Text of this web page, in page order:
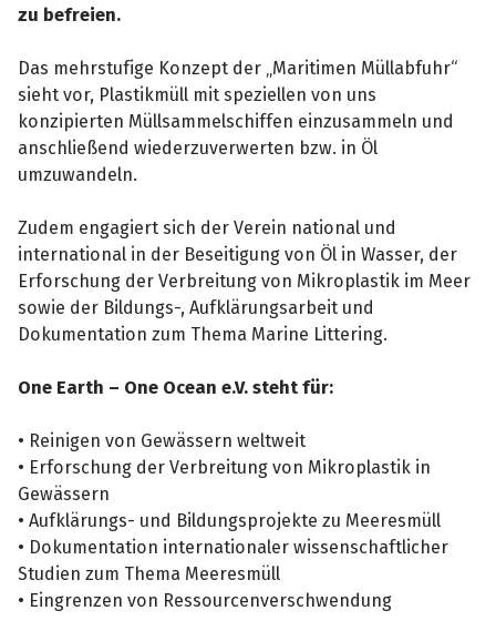
zu befreien.
Das mehrstufige Konzept der „Maritimen Müllabfuhr“
sieht vor, Plastikmüll mit speziellen von uns
konzipierten Müllsammelschiffen einzusammeln und
anschließend wiederzuverwerten bzw. in Öl
umzuwandeln.
Zudem engagiert sich der Verein national und
international in der Beseitigung von Öl in Wasser, der
Erforschung der Verbreitung von Mikroplastik im Meer
sowie der Bildungs-, Aufklärungsarbeit und
Dokumentation zum Thema Marine Littering.
One Earth – One Ocean e.V. steht für:
• Reinigen von Gewässern weltweit
• Erforschung der Verbreitung von Mikroplastik in
Gewässern
• Aufklärungs- und Bildungsprojekte zu Meeresmüll
• Dokumentation internationaler wissenschaftlicher
Studien zum Thema Meeresmüll
• Eingrenzen von Ressourcenverschwendung